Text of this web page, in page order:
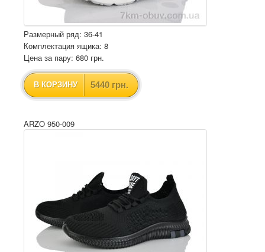
Размерный ряд: 36-41
Комплектация ящика: 8
Цена за пару: 680 грн.
В КОРЗИНУ 5440 грн.
ARZO 950-009